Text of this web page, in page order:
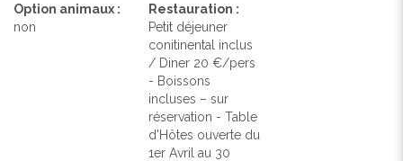
Option animaux :
non
Restauration :
Petit déjeuner
conitinental inclus
/ Diner 20 €/pers
- Boissons
incluses – sur
réservation - Table
d'Hôtes ouverte du
1er Avril au 30